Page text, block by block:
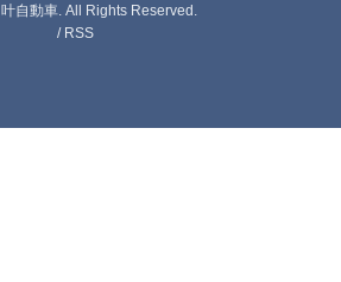
叶自動車. All Rights Reserved.
/ RSS